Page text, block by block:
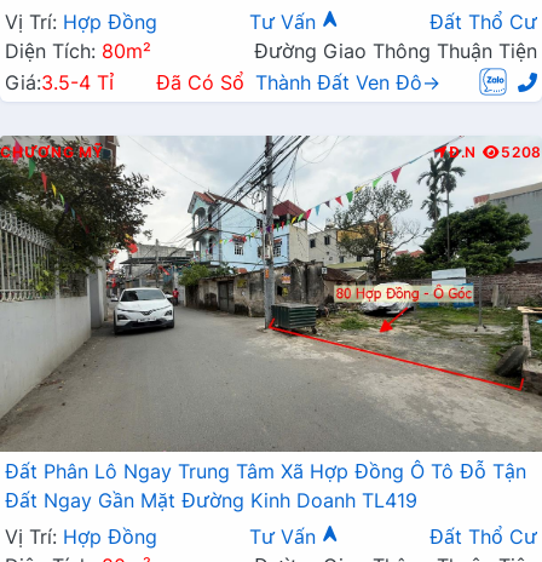
TL419
Vị Trí: Hợp Đồng Tư Vấn
Đất Thổ Cư
Diện Tích: 80m²
Đường Giao Thông Thuận Tiện
Giá:3.5-4 Tỉ Đã Có Sổ Thành Đất Ven Đô→
CHƯƠNG MỸ Đ.N 5208
Đất Phân Lô Ngay Trung Tâm Xã Hợp Đồng Ô Tô Đỗ Tận
Đất Ngay Gần Mặt Đường Kinh Doanh TL419
Vị Trí: Hợp Đồng Tư Vấn
Đất Thổ Cư